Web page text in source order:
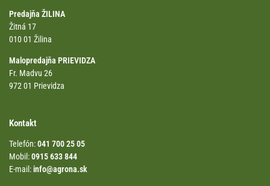
Predajňa ŽILINA
Žitná 17
010 01 Žilina
Malopredajňa PRIEVIDZA
Fr. Madvu 26
972 01 Prievidza
Kontakt
Telefón:041 700 25 05
Mobil:0915 633 844
E-mail:info@agrona.sk